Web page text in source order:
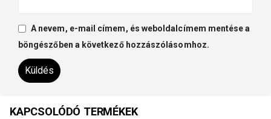
A nevem, e-mail címem, és weboldalcímem mentése a
böngészőben a következő hozzászólásomhoz.
KAPCSOLÓDÓ TERMÉKEK